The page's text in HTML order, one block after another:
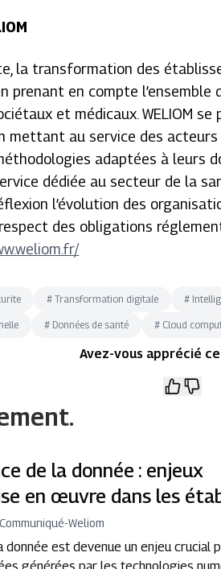
la transformation des
prenant en compte l’ensemble
et médicaux. WELIOM
mettant au service des
adaptées à leurs
dédiée au secteur de la
l’évolution des
des obligations
#Transformation digitale #
# Données de santé # Cloud
Avez-vous apprécié
de la donnée : enjeux
en œuvre dans les
Communiqué-Weliom
donnée est devenue un enjeu crucial